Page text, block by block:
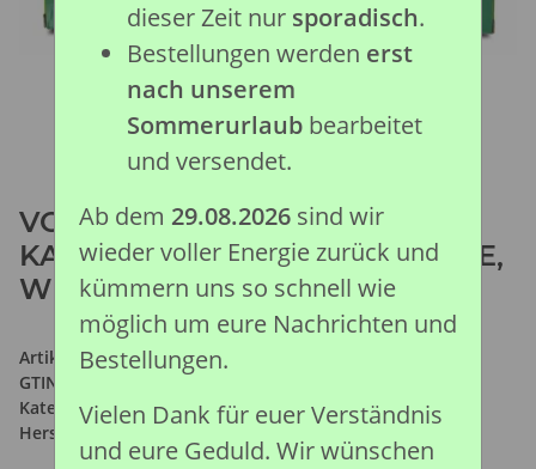
VOLLBLUTSTUTE
KASTANIENFARBEN 1:12 DELUXE,
WINDOW BOX
Artikelnummer:89579
GTIN:
4892900895796
Kategorie:Pferde Kollektion
Hersteller:
dieser Zeit nur sporadisch.
Bestellungen werden erst
nach unserem
Sommerurlaubbearbeitet
und versendet.
Ab dem 29.08.2026sind wir
wieder voller Energie zurück und
kümmern uns so schnell wie
möglich um eure Nachrichten und
Bestellungen.
Vielen Dank für euer Verständnis
und eure Geduld. Wir wünschen